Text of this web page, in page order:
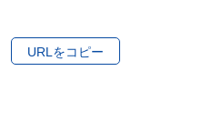
URLをコピー